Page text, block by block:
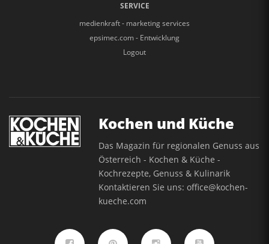
SERVICE
medienkraft - marketing services
epsimec.com - Entwicklung
Logout
Kochen und Küche
Das Magazin für regionalen Genuss aus
Österreich - Kochen & Küche -
Kochrezepte, Genuss & Kulinarik
Kontaktieren Sie uns:office@kochen-
kueche.com